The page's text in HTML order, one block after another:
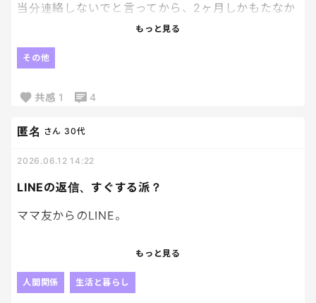
でも、大人になってからの人間関係って、
程よい距離感があるからこそ、気を遣うこともある
よね〜
当分連絡しないでと言ってから、2ヶ月しかもたなか
来た瞬間、動悸がした。
自分ちの花の写真と、孫たちは元気かという内容だ
対策や通報制度がある毒親の子の会とかあればいい
もっと見る
その他
共感 1 4
LINEの返信、すぐする派？
匿名 さん 30代
2026.06.12 14:22
ママ友からのLINE。
それとも時間がある時に返す？
もっと見る
人間関係 生活と暮らし